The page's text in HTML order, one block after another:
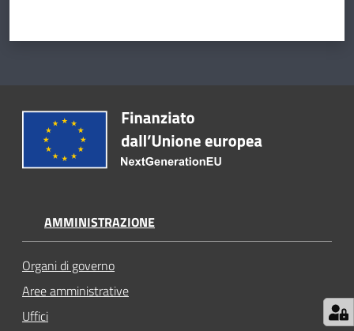
AMMINISTRAZIONE
Organi di governo
Aree amministrative
Uffici